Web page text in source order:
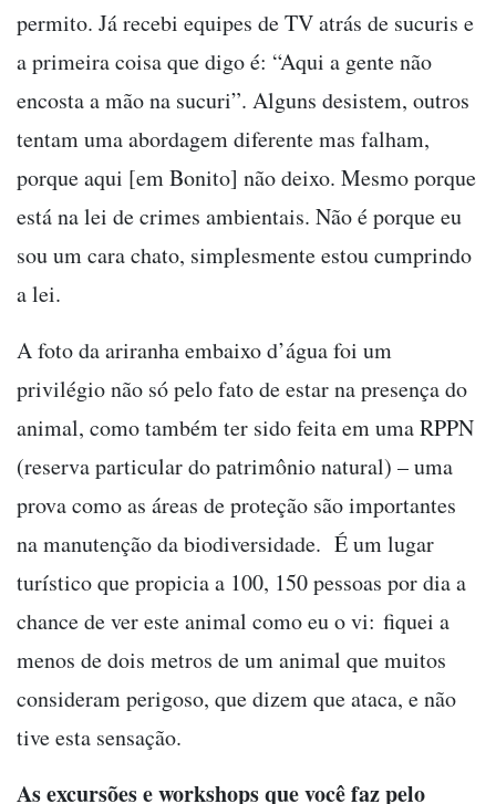
permito. Já recebi equipes de TV atrás de sucuris e
a primeira coisa que digo é: “Aqui a gente não
encosta a mão na sucuri”. Alguns desistem, outros
tentam uma abordagem diferente mas falham,
porque aqui [em Bonito] não deixo. Mesmo porque
está na lei de crimes ambientais. Não é porque eu
sou um cara chato, simplesmente estou cumprindo
a lei.
A foto da ariranha embaixo d’água foi um
privilégio não só pelo fato de estar na presença do
animal, como também ter sido feita em uma RPPN
(reserva particular do patrimônio natural) – uma
prova como as áreas de proteção são importantes
na manutenção da biodiversidade. É um lugar
turístico que propicia a 100, 150 pessoas por dia a
chance de ver este animal como eu o vi: fiquei a
menos de dois metros de um animal que muitos
consideram perigoso, que dizem que ataca, e não
tive esta sensação.
As excursões e workshops que você faz pelo